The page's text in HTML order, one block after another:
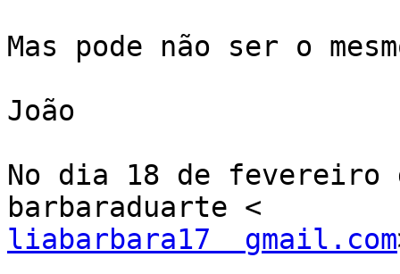
Mas pode não ser o
João
No dia 18 de fevereiro
liabarbara17  gmail.com